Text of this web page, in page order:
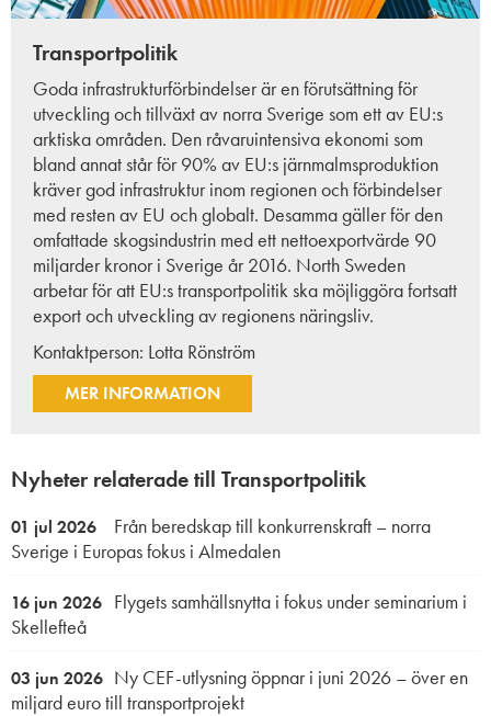
Transportpolitik
Goda infrastrukturförbindelser är en förutsättning för
utveckling och tillväxt av norra Sverige som ett av EU:s
arktiska områden. Den råvaruintensiva ekonomi som
bland annat står för 90% av EU:s järnmalmsproduktion
kräver god infrastruktur inom regionen och förbindelser
med resten av EU och globalt. Desamma gäller för den
omfattade skogsindustrin med ett nettoexportvärde 90
miljarder kronor i Sverige år 2016. North Sweden
arbetar för att EU:s transportpolitik ska möjliggöra fortsatt
export och utveckling av regionens näringsliv.
Kontaktperson: Lotta Rönström
MER INFORMATION
Nyheter relaterade till Transportpolitik
01 jul 2026
Från beredskap till konkurrenskraft – norra
Sverige i Europas fokus i Almedalen
16 jun 2026 Flygets samhällsnytta i fokus under seminarium i
Skellefteå
03 jun 2026 Ny CEF-utlysning öppnar i juni 2026 – över en
miljard euro till transportprojekt